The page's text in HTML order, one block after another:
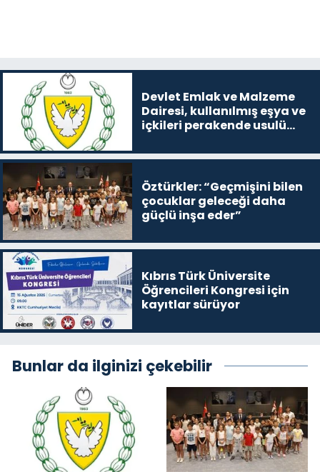
Devlet Emlak ve Malzeme
Dairesi, kullanılmış eşya ve
içkileri perakende usulü
Öztürkler: “Geçmişini bilen
çocuklar geleceği daha
güçlü inşa eder”
Kıbrıs Türk Üniversite
Öğrencileri Kongresi için
kayıtlar sürüyor
Bunlar da ilginizi çekebilir